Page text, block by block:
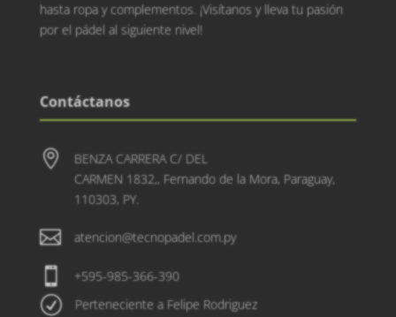
hasta ropa y complementos. ¡Visítanos y lleva tu pasión
por el pádel al siguiente nivel!
Contáctanos

BENZA CARRERA C/ DEL
CARMEN 1832,, Fernando de la Mora, Paraguay,
110303, PY.
 atencion@tecnopadel.com.py
 +595-985-366-390
R Perteneciente a Felipe Rodriguez